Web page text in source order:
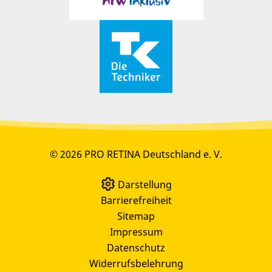
© 2026 PRO RETINA Deutschland e. V.
Darstellung
Barrierefreiheit
Sitemap
Impressum
Datenschutz
Widerrufsbelehrung